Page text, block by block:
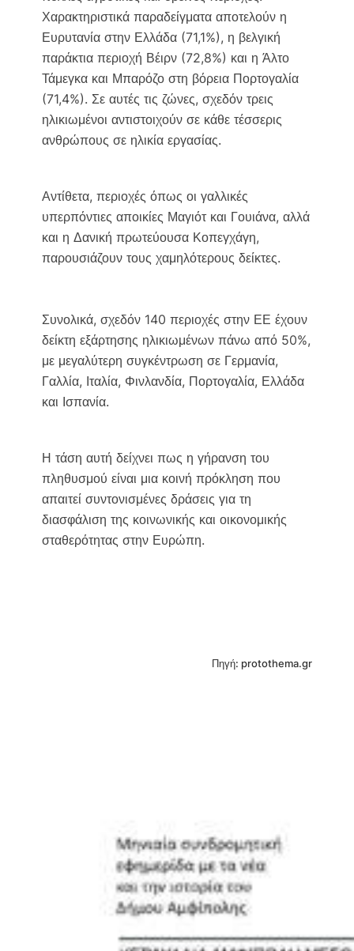
Χαρακτηριστικά παραδείγματα αποτελούν η
Ευρυτανία στην Ελλάδα (71,1%), η βελγική
παράκτια περιοχή Βέιρν (72,8%) και η Άλτο
Τάμεγκα και Μπαρόζο στη βόρεια Πορτογαλία
(71,4%). Σε αυτές τις ζώνες, σχεδόν τρεις
ηλικιωμένοι αντιστοιχούν σε κάθε τέσσερις
ανθρώπους σε ηλικία εργασίας.
Αντίθετα, περιοχές όπως οι γαλλικές
υπερπόντιες αποικίες Μαγιότ και Γουιάνα, αλλά
και η Δανική πρωτεύουσα Κοπεγχάγη,
παρουσιάζουν τους χαμηλότερους δείκτες.
Συνολικά, σχεδόν 140 περιοχές στην ΕΕ έχουν
δείκτη εξάρτησης ηλικιωμένων πάνω από 50%,
με μεγαλύτερη συγκέντρωση σε Γερμανία,
Γαλλία, Ιταλία, Φινλανδία, Πορτογαλία, Ελλάδα
και Ισπανία.
Η τάση αυτή δείχνει πως η γήρανση του
πληθυσμού είναι μια κοινή πρόκληση που
απαιτεί συντονισμένες δράσεις για τη
διασφάλιση της κοινωνικής και οικονομικής
σταθερότητας στην Ευρώπη.
Πηγή: protothema.gr